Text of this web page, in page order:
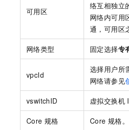
可用区
络互相独立
网络内可用
通，可用区
网络类型 固定选择专
vpcId
选择用户所
网络请参见
vswitchID 虚拟交换机
Core 规格 Core 规格。